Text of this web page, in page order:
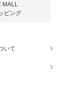
MALL
ピング
いて